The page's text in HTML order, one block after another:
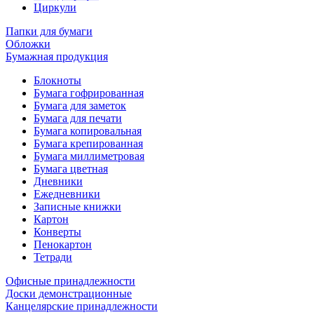
Циркули
Папки для бумаги
Обложки
Бумажная продукция
Блокноты
Бумага гофрированная
Бумага для заметок
Бумага для печати
Бумага копировальная
Бумага крепированная
Бумага миллиметровая
Бумага цветная
Дневники
Ежедневники
Записные книжки
Картон
Конверты
Пенокартон
Тетради
Офисные принадлежности
Доски демонстрационные
Канцелярские принадлежности